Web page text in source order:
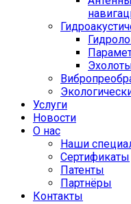
Услуги
Новости
О нас
Наши
Сертификаты
Патенты
Партнёры
Контакты